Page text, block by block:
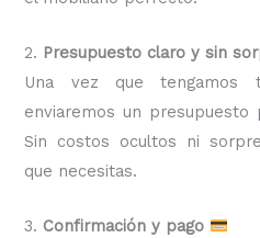
2. Presupuesto claro y sin
Una vez que tengamos
enviaremos un presupuesto
Sin costos ocultos ni
que necesitas.
3. Confirmación y pago